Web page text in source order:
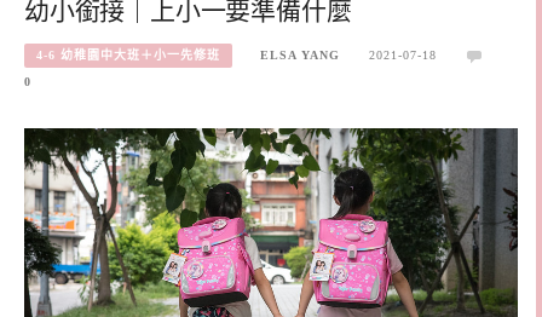
幼小銜接｜上小一要準備什麼
4-6 幼稚園中大班＋小一先修班 ELSA YANG
2021-07-18
0